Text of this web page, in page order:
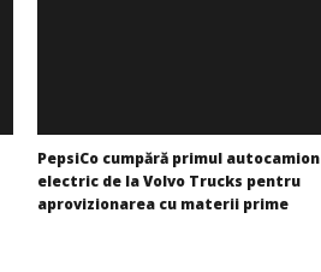
PepsiCo cumpără primul autocamion
electric de la Volvo Trucks pentru
aprovizionarea cu materii prime